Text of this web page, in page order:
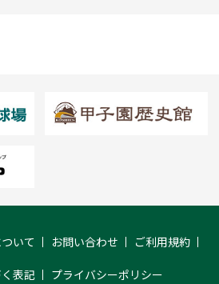
いて お問い合わせ ご利用規約
表記 プライバシーポリシー